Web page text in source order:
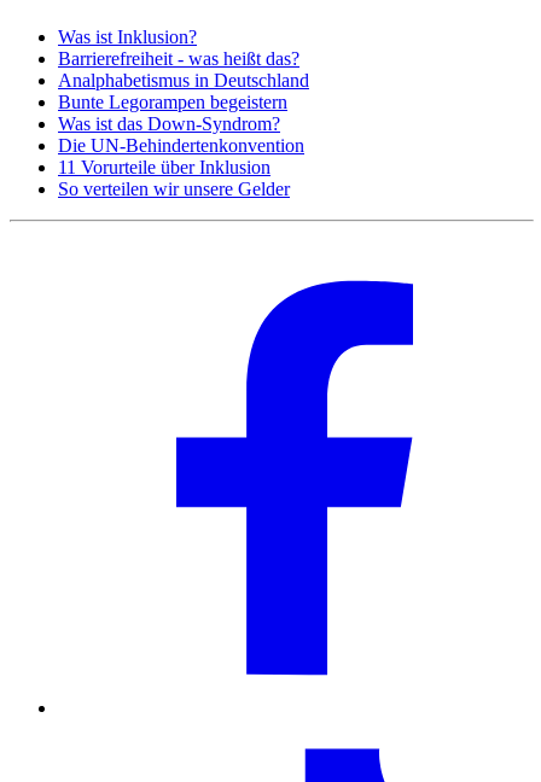
Was ist Inklusion?
Barrierefreiheit - was heißt das?
Analphabetismus in Deutschland
Bunte Legorampen begeistern
Was ist das Down-Syndrom?
Die UN-Behindertenkonvention
11 Vorurteile über Inklusion
So verteilen wir unsere Gelder